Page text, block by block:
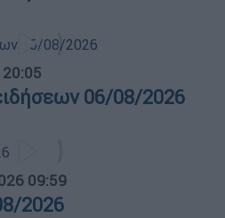
06/08/2026
09:59
2026